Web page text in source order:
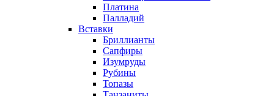
Платина
Палладий
Вставки
Бриллианты
Сапфиры
Изумруды
Рубины
Топазы